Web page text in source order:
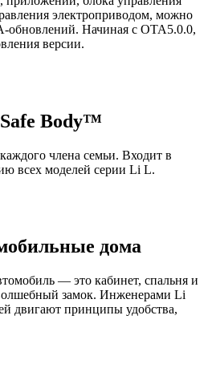
электроприводом, можно
Начиная с OTA5.0.0,
версии.
Body™
члена семьи. Входит в
всех моделей серии Li L.
дома
— это кабинет, спальня и
замок. Инженерами Li
двигают принципы удобства,